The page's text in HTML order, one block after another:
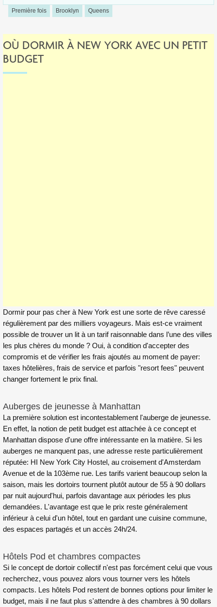
Première fois Brooklyn Queens
OÙ DORMIR À NEW YORK AVEC UN PETIT
BUDGET
Dormir pour pas cher à New York est une sorte de rêve caressé
régulièrement par des milliers voyageurs. Mais est-ce vraiment
possible de trouver un lit à un tarif raisonnable dans l’une des villes
les plus chères du monde ? Oui, à condition d'accepter des
compromis et de vérifier les frais ajoutés au moment de payer:
taxes hôtelières, frais de service et parfois "resort fees" peuvent
changer fortement le prix final.
Auberges de jeunesse à Manhattan
La première solution est incontestablement l'auberge de jeunesse.
En effet, la notion de petit budget est attachée à ce concept et
Manhattan dispose d'une offre intéressante en la matière. Si les
auberges ne manquent pas, une adresse reste particulièrement
réputée: HI New York City Hostel, au croisement d'Amsterdam
Avenue et de la 103ème rue. Les tarifs varient beaucoup selon la
saison, mais les dortoirs tournent plutôt autour de 55 à 90 dollars
par nuit aujourd'hui, parfois davantage aux périodes les plus
demandées. L'avantage est que le prix reste généralement
inférieur à celui d'un hôtel, tout en gardant une cuisine commune,
des espaces partagés et un accès 24h/24.
Hôtels Pod et chambres compactes
Si le concept de dortoir collectif n'est pas forcément celui que vous
recherchez, vous pouvez alors vous tourner vers les hôtels
compacts. Les hôtels Pod restent de bonnes options pour limiter le
budget, mais il ne faut plus s'attendre à des chambres à 90 dollars